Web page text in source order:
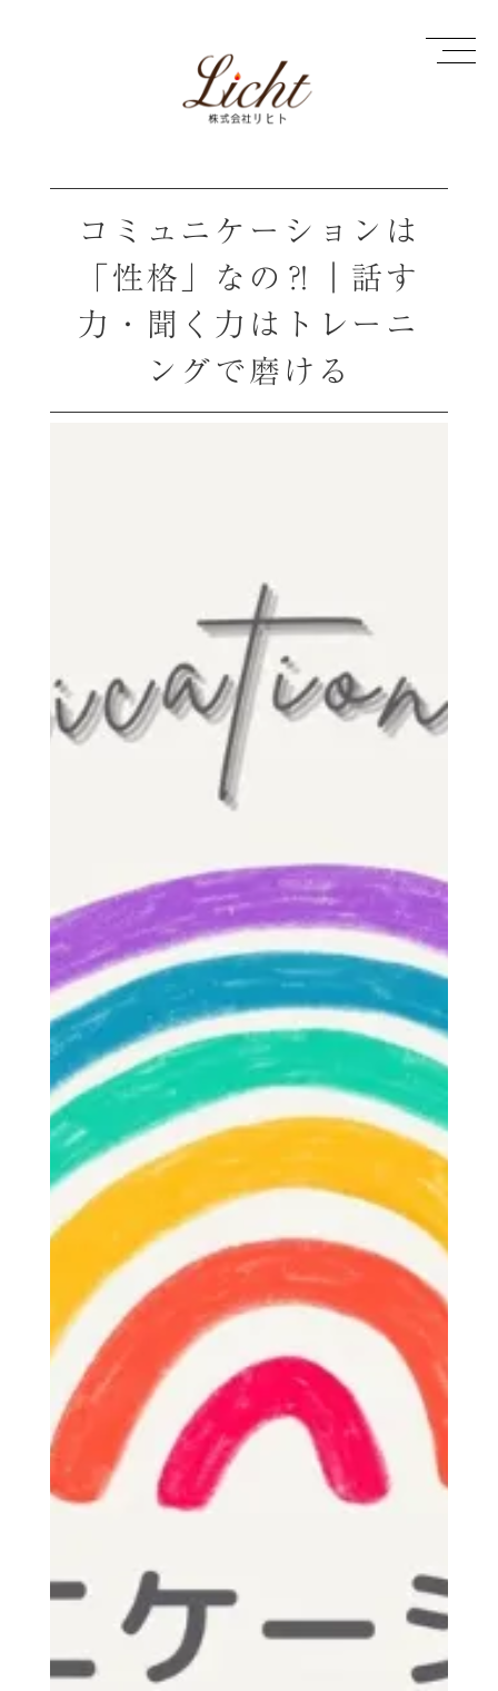
コミュニケーションは
「性格」なの⁈｜話す
力・聞く力はトレーニ
ングで磨ける